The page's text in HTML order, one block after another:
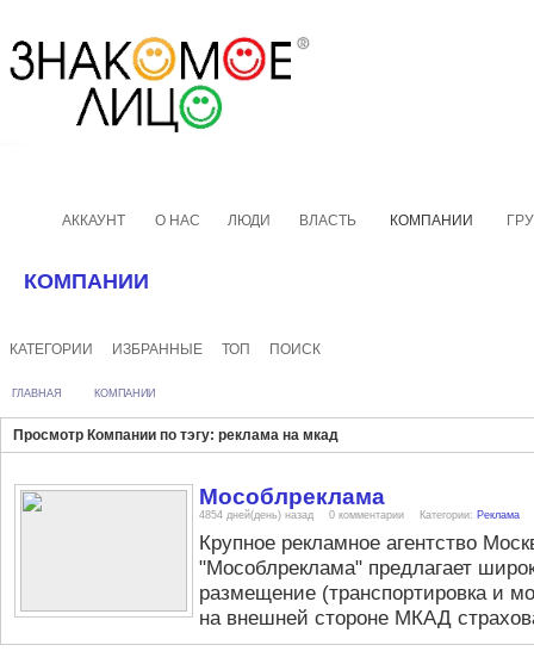
АККАУНТ О НАС ЛЮДИ ВЛАСТЬ КОМПАНИИ
КОМПАНИИ
КАТЕГОРИИ ИЗБРАННЫЕ ТОП ПОИСК
ГЛАВНАЯ КОМПАНИИ
Просмотр Компании по тэгу: реклама на мкад
Мособлреклама
4854 дней(день) назад 0 комментарии Категории: Реклама
дорогах
светодиодные экраны
Крупное рекламное агентство
"Мособлреклама" предлагает
размещение (транспортировка и
на внешней стороне МКАД